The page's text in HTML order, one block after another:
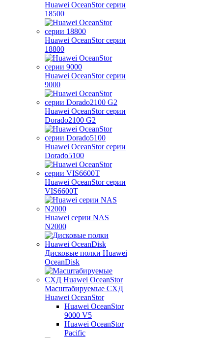
Huawei OceanStor серии
18500
Huawei OceanStor серии
18800
Huawei OceanStor серии
9000
Huawei OceanStor серии
Dorado2100 G2
Huawei OceanStor серии
Dorado5100
Huawei OceanStor серии
VIS6600T
Huawei серии NAS
N2000
Дисковые полки Huawei
OceanDisk
Масштабируемые СХД
Huawei OceanStor
Huawei OceanStor
9000 V5
Huawei OceanStor
Pacific